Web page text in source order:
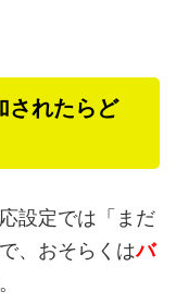
されたらど
設定では「まだ
、おそらくはバ